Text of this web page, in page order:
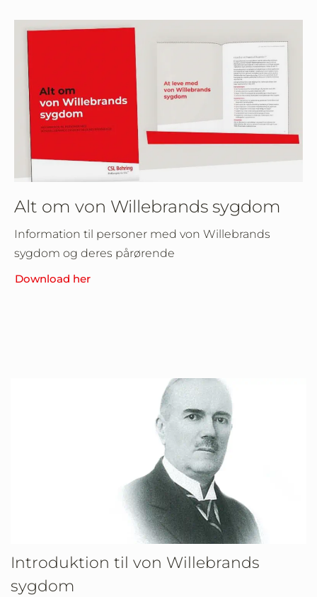
Alt om von Willebrands sygdom
Information til personer med von Willebrands
sygdom og deres pårørende
Download her
Introduktion til von Willebrands
sygdom